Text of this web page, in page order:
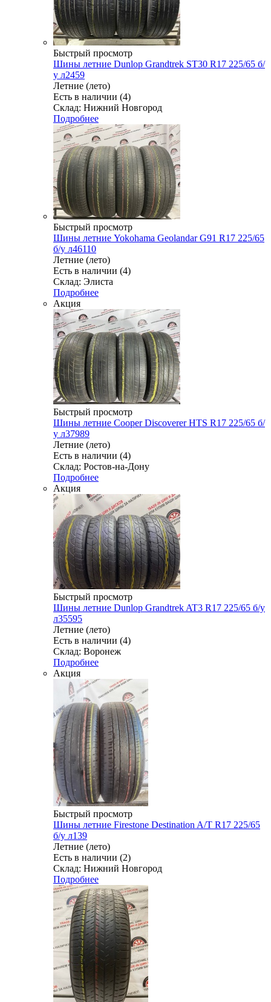
Быстрый просмотр
Шины летние Dunlop Grandtrek ST30 R17 225/65 б/
у л2459
Летние (лето)
Есть в наличии (4)
Склад: Нижний Новгород
Подробнее
Быстрый просмотр
Шины летние Yokohama Geolandar G91 R17 225/65
б/у л46110
Летние (лето)
Есть в наличии (4)
Склад: Элиста
Подробнее
Акция
Быстрый просмотр
Шины летние Cooper Discoverer HTS R17 225/65 б/
у л37989
Летние (лето)
Есть в наличии (4)
Склад: Ростов-на-Дону
Подробнее
Акция
Быстрый просмотр
Шины летние Dunlop Grandtrek AT3 R17 225/65 б/у
л35595
Летние (лето)
Есть в наличии (4)
Склад: Воронеж
Подробнее
Акция
Быстрый просмотр
Шины летние Firestone Destination A/T R17 225/65
б/у л139
Летние (лето)
Есть в наличии (2)
Склад: Нижний Новгород
Подробнее